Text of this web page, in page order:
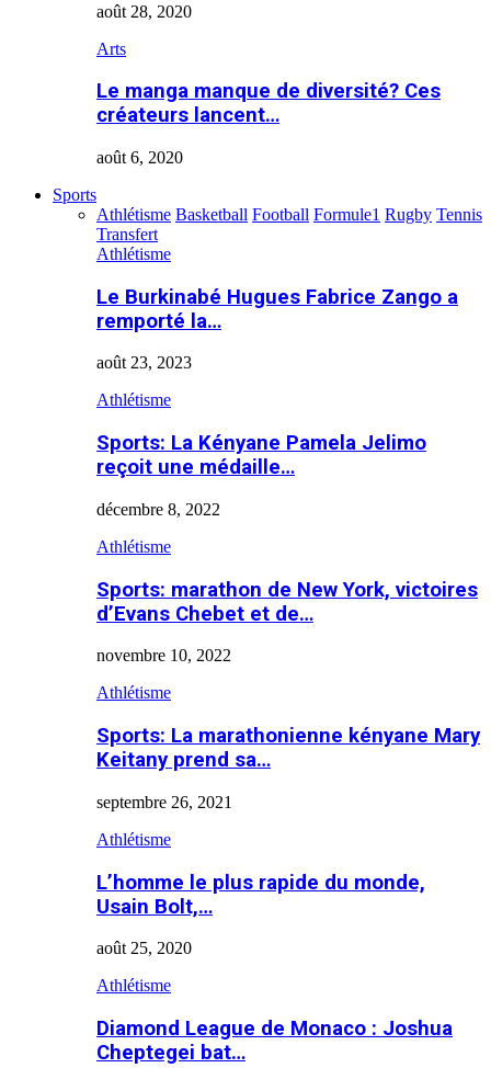
août 28, 2020
Arts
Le manga manque de diversité? Ces
créateurs lancent…
août 6, 2020
Sports
Athlétisme Basketball Football Formule1 Rugby Tennis
Transfert
Athlétisme
Le Burkinabé Hugues Fabrice Zango a
remporté la…
août 23, 2023
Athlétisme
Sports: La Kényane Pamela Jelimo
reçoit une médaille…
décembre 8, 2022
Athlétisme
Sports: marathon de New York, victoires
d’Evans Chebet et de…
novembre 10, 2022
Athlétisme
Sports: La marathonienne kényane Mary
Keitany prend sa…
septembre 26, 2021
Athlétisme
L’homme le plus rapide du monde,
Usain Bolt,…
août 25, 2020
Athlétisme
Diamond League de Monaco : Joshua
Cheptegei bat…